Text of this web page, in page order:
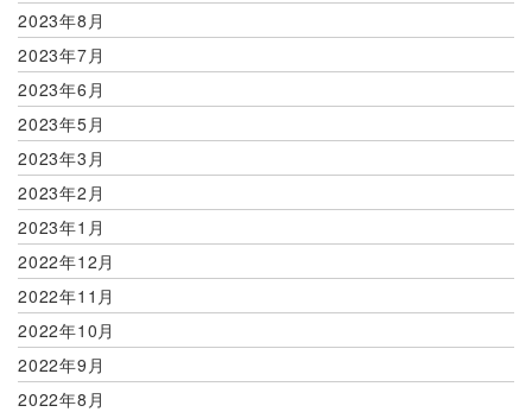
2023年8月
2023年7月
2023年6月
2023年5月
2023年3月
2023年2月
2023年1月
2022年12月
2022年11月
2022年10月
2022年9月
2022年8月